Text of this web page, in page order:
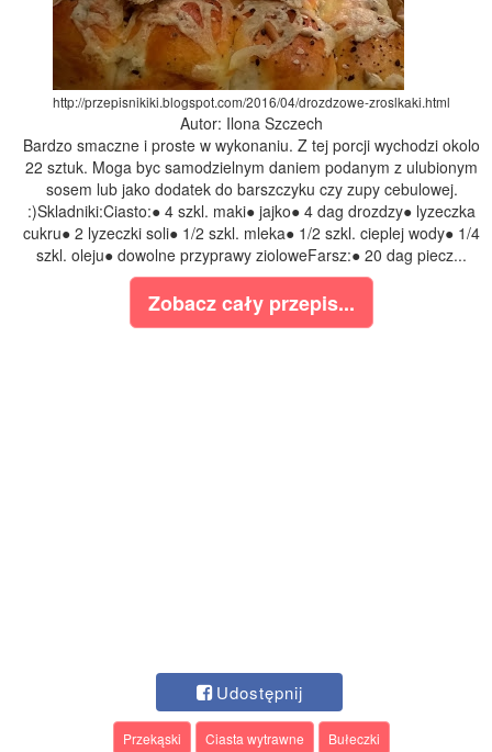
http://przepisnikiki.blogspot.com/2016/04/drozdzowe-zroslkaki.html
Autor: Ilona Szczech
Bardzo smaczne i proste w wykonaniu. Z tej porcji wychodzi okolo
22 sztuk. Moga byc samodzielnym daniem podanym z ulubionym
sosem lub jako dodatek do barszczyku czy zupy cebulowej.
:)Skladniki:Ciasto:● 4 szkl. maki● jajko● 4 dag drozdzy● lyzeczka
cukru● 2 lyzeczki soli● 1/2 szkl. mleka● 1/2 szkl. cieplej wody● 1/4
szkl. oleju● dowolne przyprawy zioloweFarsz:● 20 dag piecz...
Zobacz cały przepis...
Udostępnij
Przekąski Ciasta wytrawne Bułeczki